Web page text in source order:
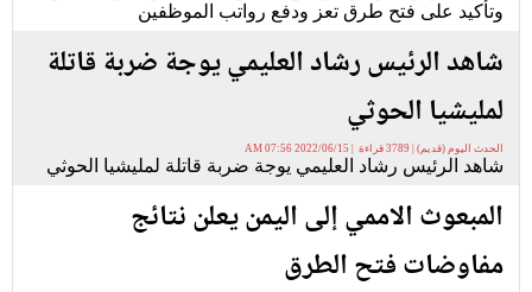
وتأكيد على فتح طرق تعز ودفع رواتب الموظفين
شاهد الرئيس رشاد العليمي يوجة ضربة قاتلة
لمليشيا الحوثي
الحدث اليوم (قديم) | 3789 قراءة | 2022/06/15 07:56 AM
شاهد الرئيس رشاد العليمي يوجة ضربة قاتلة لمليشيا الحوثي
المبعوث الاممي إلى اليمن يعلن نتائج
مفاوضات فتح الطرق